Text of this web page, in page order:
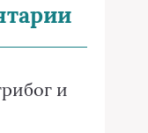
и